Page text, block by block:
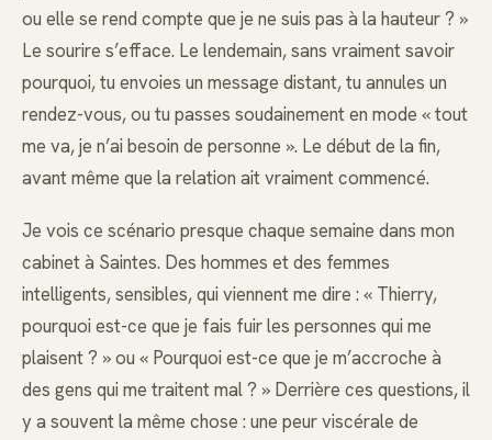
ou elle se rend compte que je ne suis pas à la hauteur ? »
Le sourire s’efface. Le lendemain, sans vraiment savoir
pourquoi, tu envoies un message distant, tu annules un
rendez-vous, ou tu passes soudainement en mode « tout
me va, je n’ai besoin de personne ». Le début de la fin,
avant même que la relation ait vraiment commencé.
Je vois ce scénario presque chaque semaine dans mon
cabinet à Saintes. Des hommes et des femmes
intelligents, sensibles, qui viennent me dire : « Thierry,
pourquoi est-ce que je fais fuir les personnes qui me
plaisent ? » ou « Pourquoi est-ce que je m’accroche à
des gens qui me traitent mal ? » Derrière ces questions, il
y a souvent la même chose : une peur viscérale de